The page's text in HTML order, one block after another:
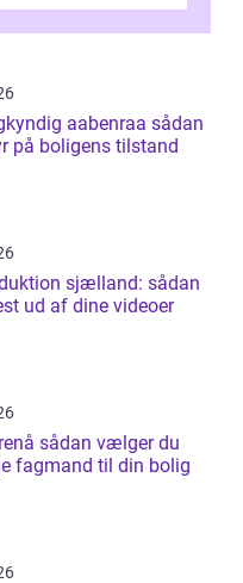
aabenraa sådan
på boligens tilstand
sjælland: sådan
ud af dine videoer
du
fagmand til din bolig